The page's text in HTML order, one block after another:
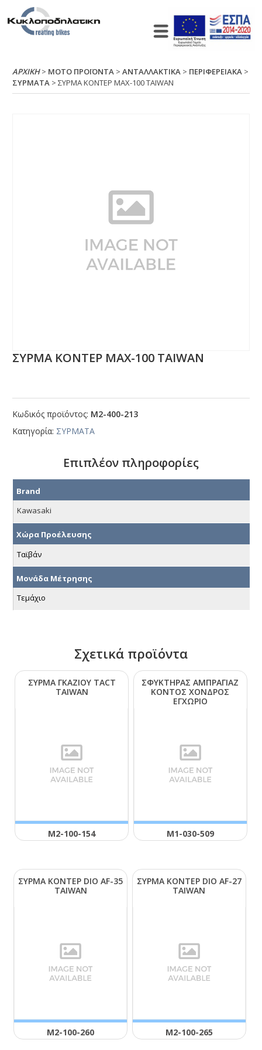
ΑΡΧΙΚΉ> ΜΟΤΟ ΠΡΟΪΟΝΤΑ >ΑΝΤΑΛΛΑΚΤΙΚΑ > ΠΕΡΙΦΕΡΕΙΑΚΑ >
ΣΥΡΜΑΤΑ > ΣΥΡΜΑ ΚΟΝΤΕΡ ΜΑΧ-100 ΤΑΙWΑΝ
ΣΥΡΜΑ ΚΟΝΤΕΡ ΜΑΧ-100 ΤΑΙWΑΝ
Κωδικός προϊόντος: Μ2-400-213
Κατηγορία: ΣΥΡΜΑΤΑ
Επιπλέον πληροφορίες
Brand
Kawasaki
Χώρα Προέλευσης
Ταϊβάν
Μονάδα Μέτρησης
Τεμάχιο
Σχετικά προϊόντα
ΣΥΡΜΑ ΓΚΑΖΙΟΥ ΤΑCΤ
ΤΑΙWΑΝ
Μ2-100-154
ΣΦΥΚΤΗΡΑΣ ΑΜΠΡΑΓΙΑΖ
ΚΟΝΤΟΣ ΧΟΝΔΡΟΣ
ΕΓΧΩΡΙΟ
Μ1-030-509
ΣΥΡΜΑ ΚΟΝΤΕΡ DΙΟ ΑF-35
ΤΑΙWΑΝ
Μ2-100-260
ΣΥΡΜΑ ΚΟΝΤΕΡ DΙΟ ΑF-27
ΤΑΙWΑΝ
Μ2-100-265